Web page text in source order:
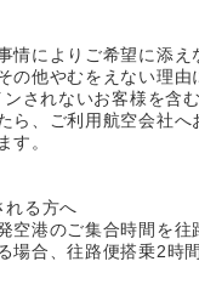
によりご希望に添え
他やむをえない理由
されないお客様を含
、ご利用航空会社へ
す。
れる方へ
港のご集合時間を往
合、往路便搭乗2時